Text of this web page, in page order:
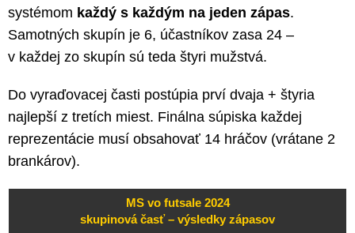
systémom každý s každým na jeden zápas.
Samotných skupín je 6, účastníkov zasa 24 –
v každej zo skupín sú teda štyri mužstvá.
Do vyraďovacej časti postúpia prví dvaja + štyria
najlepší z tretích miest. Finálna súpiska každej
reprezentácie musí obsahovať 14 hráčov (vrátane 2
brankárov).
MS vo futsale 2024
skupinová časť – výsledky zápasov